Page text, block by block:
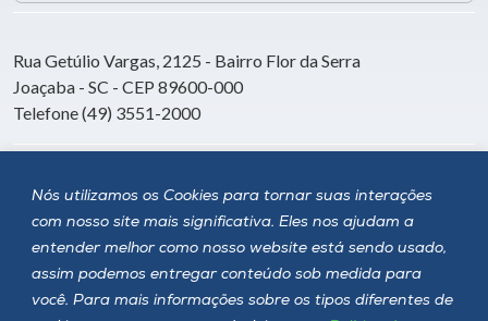
Nós utilizamos os Cookies para tornar suas interações
com nosso site mais significativa. Eles nos ajudam a
entender melhor como nosso website está sendo usado,
assim podemos entregar conteúdo sob medida para
você. Para mais informações sobre os tipos diferentes de
Rua Getúlio Vargas, 2125 - Bairro Flor da Serra
Joaçaba - SC - CEP 89600-000
Telefone (49) 3551-2000
Siga a Unoesc